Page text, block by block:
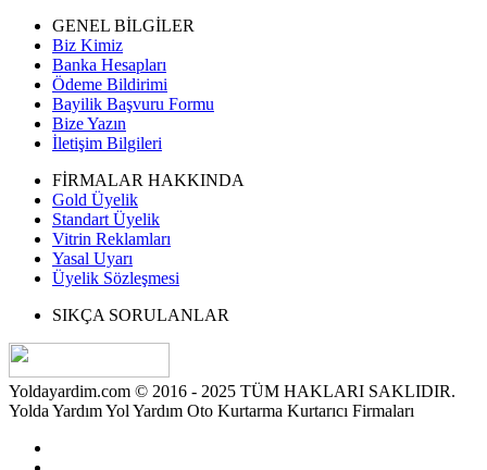
GENEL BİLGİLER
Biz Kimiz
Banka Hesapları
Ödeme Bildirimi
Bayilik Başvuru Formu
Bize Yazın
İletişim Bilgileri
FİRMALAR HAKKINDA
Gold Üyelik
Standart Üyelik
Vitrin Reklamları
Yasal Uyarı
Üyelik Sözleşmesi
SIKÇA SORULANLAR
Yoldayardim.com © 2016 - 2025 TÜM HAKLARI SAKLIDIR.
Yolda Yardım Yol Yardım Oto Kurtarma Kurtarıcı Firmaları